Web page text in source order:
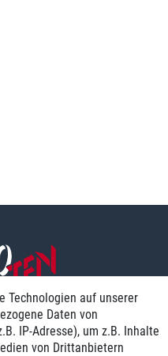
Technologien auf unserer
Daten von
IP-Adresse), um z.B. Inhalte
von Drittanbietern